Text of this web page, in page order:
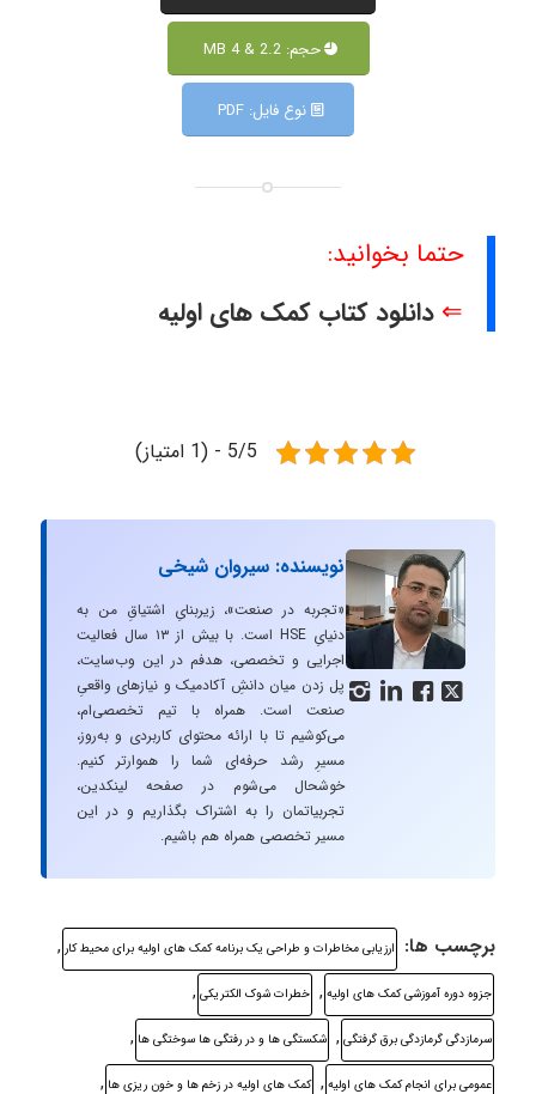
حجم: 2.2 & 4 MB
نوع فایل: PDF
حتما بخوانید:
⇐ دانلود کتاب کمک های اولیه
5/5 - (1 امتیاز)
   
نویسنده: سیروان شیخی
«تجربه در صنعت»، زیربنایِ اشتیاقِ من به
دنیایِ HSE است. با بیش از ۱۳ سال فعالیت
اجرایی و تخصصی، هدفم در این وب‌سایت،
پل زدن میان دانشِ آکادمیک و نیازهای واقعیِ
صنعت است. همراه با تیم تخصصی‌ام،
می‌کوشیم تا با ارائه محتوای کاربردی و به‌روز،
مسیرِ رشد حرفه‌ای شما را هموارتر کنیم.
خوشحال می‌شوم در صفحه لینکدین،
تجربیاتمان را به اشتراک بگذاریم و در این
مسیر تخصصی همراه هم باشیم.
برچسب ها: ارزیابی مخاطرات و طراحی یک برنامه کمک های اولیه برای محیط کار ,
جزوه دوره آموزشی کمک های اولیه , خطرات شوک الکتریکی ,
سرمازدگی گرمازدگی برق گرفتگی , شکستگی ها و در رفتگی ها سوختگی ها ,
عمومی برای انجام کمک های اولیه , کمک های اولیه در زخم ها و خون ریزی ها ,